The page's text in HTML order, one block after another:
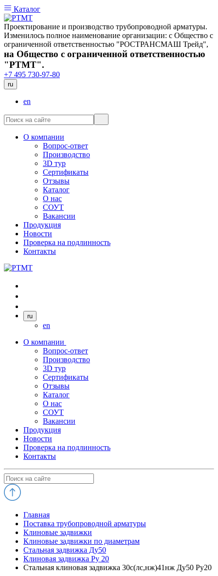
Каталог
Проектирование и производство трубопроводной арматуры.
Изменилось полное наименование организации: с Общество с
ограниченной ответственностью "РОСТРАНСМАШ Трейд",
на Общество с ограниченной ответственностью
"РТМТ".
+7 495 730-97-80
ru
en
О компании
Вопрос-ответ
Производство
3D тур
Сертификаты
Отзывы
Каталог
О нас
СОУТ
Вакансии
Продукция
Новости
Проверка на подлинность
Контакты
ru
en
О компании
Вопрос-ответ
Производство
3D тур
Сертификаты
Отзывы
Каталог
О нас
СОУТ
Вакансии
Продукция
Новости
Проверка на подлинность
Контакты
Главная
Поставка трубопроводной арматуры
Клиновые задвижки
Клиновые задвижки по диаметрам
Стальная задвижка Ду50
Клиновая задвижка Ру 20
Стальная клиновая задвижка 30с(лс,нж)41нж Ду50 Ру20